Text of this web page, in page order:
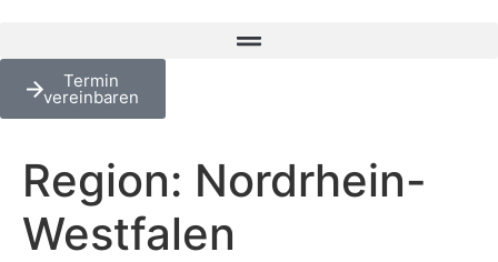
Termin
vereinbaren
Region: Nordrhein-
Westfalen